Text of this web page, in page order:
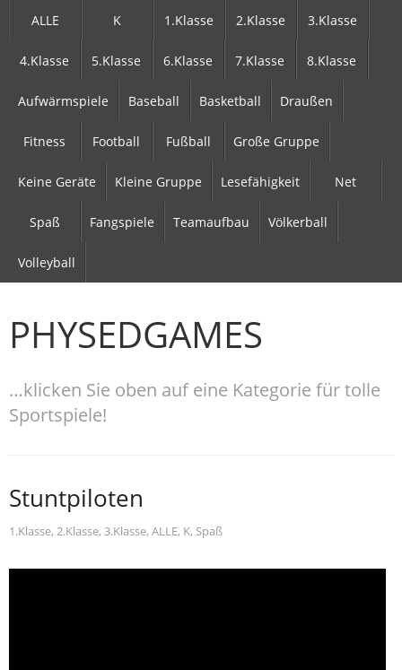
ALLE K 1.Klasse 2.Klasse 3.Klasse
4.Klasse 5.Klasse 6.Klasse 7.Klasse 8.Klasse
Aufwärmspiele Baseball Basketball Draußen
Fitness Football Fußball Große Gruppe
Keine Geräte Kleine Gruppe Lesefähigkeit Net
Spaß Fangspiele Teamaufbau Völkerball
Volleyball
PHYSEDGAMES
…klicken Sie oben auf eine Kategorie für tolle
Sportspiele!
Stuntpiloten
1.Klasse, 2.Klasse, 3.Klasse, ALLE, K, Spaß